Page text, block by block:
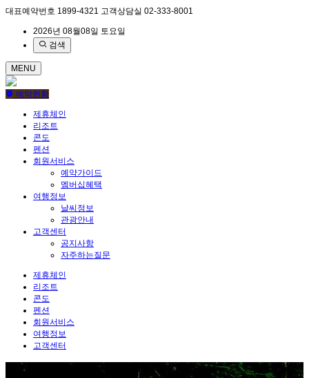
대표예약번호 1899-4321 고객상담실 02-333-8001
2026년 08월08일 토요일
검색
MENU
예약현황
제휴체인
리조트
콘도
펜션
회원서비스
예약가이드
멤버십혜택
여행정보
날씨정보
관광안내
고객센터
공지사항
자주하는질문
제휴체인
리조트
콘도
펜션
회원서비스
여행정보
고객센터
실시간예약현황